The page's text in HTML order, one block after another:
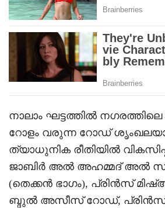
നാലാം ഘട്ടത്തിൽ നഗരത്തിലെ
റോളം വരുന്ന റോഡ്
ത്യാധുനിക രീതിയിൽ
ജാബിർ അൽ അഹമ്മദ് അൽ
(തെക്കൻ ഭാഗം), പ്രിൻസ്
ബ്ദുൽ അസീസ് റോഡ്, പ്രിൻസ്